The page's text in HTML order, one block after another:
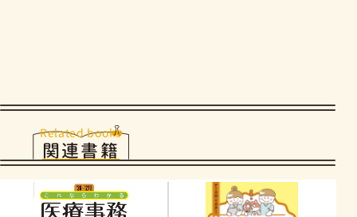
Related books
関連書籍